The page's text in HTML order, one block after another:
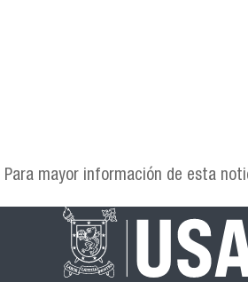
Para mayor información de esta